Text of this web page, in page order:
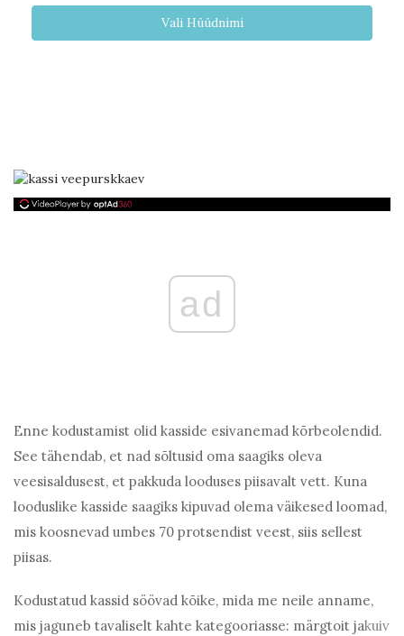
Vali Hüüdnimi
ad
Enne kodustamist olid kasside esivanemad kõrbeolendid.
See tähendab, et nad sõltusid oma saagiks oleva
veesisaldusest, et pakkuda looduses piisavalt vett. Kuna
looduslike kasside saagiks kipuvad olema väikesed loomad,
mis koosnevad umbes 70 protsendist veest, siis sellest
piisas.
Kodustatud kassid söövad kõike, mida me neile anname,
mis jaguneb tavaliselt kahte kategooriasse: märgtoit jakuiv